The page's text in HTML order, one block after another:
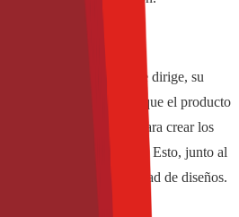
y al mercado al que se dirige, su
un diseño que refleje lo que el producto
que se utiliza para crear los
metalizado, o perlado. Esto, junto al
realizar una gran variedad de diseños.